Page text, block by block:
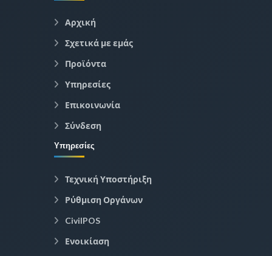
Αρχική
Σχετικά με εμάς
Προϊόντα
Υπηρεσίες
Επικοινωνία
Σύνδεση
Υπηρεσίες
Τεχνική Υποστήριξη
Ρύθμιση Οργάνων
CivilPOS
Ενοικίαση